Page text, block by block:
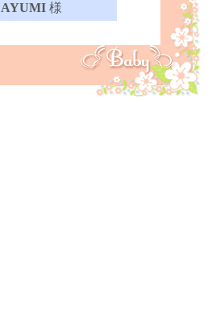
AYUMI 様